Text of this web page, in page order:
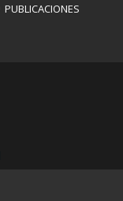
PUBLICACIONES